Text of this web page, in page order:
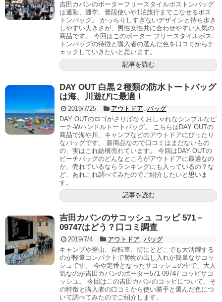
吉田カバンのポーターフリースタイルボストンバッグ
は通勤、通学、普段使いや1泊旅行までこなせるボス
トンバッグ。 かっちりしすぎないデザインと持ち歩き
しやすい大きさが、男性女性共に合わせやすい人気の
商品です。 今回はこのポーター フリースタイルボス
トンバッグの特徴と購入者の選んだ色を口コミからチ
ェックしていきたいと思います。
記事を読む
DAY OUT 白黒２種類の防水トートバッグ
は海、川遊びに最適！
2019/7/25 アウトドア, バッグ
DAY OUTのロゴがさりげなくおしゃれなシンプルなビ
ーチ-Wハンドルトートバッグ。 こちらはDAY OUTの
商品で海や川、キャンプなどのアウトドアにぴったり
なバッグです。 新商品なので口コミはまだないもの
の、実はこれ結構売れています。 今回はDAY OUTの
ビーチバッグのどんなところがアウトドアに最適なの
か、売れているならランキングにも入っているの？な
ど、あれこれ調べてみたのでご紹介したいと思いま
す。
記事を読む
吉田カバンのサコッシュ コッピ 571－
09747はどう？口コミ調査
2019/7/4 アウトドア, バッグ
キャンプや登山、自転車、街にとどこでも大活躍する
のが軽量コンパクトで荷物の出し入れが簡単なサコッ
シュです。 今や定番となったサコッシュの中で、大人
気なのが吉田カバンのポーター571-09747 コッピサコ
ッシュ。 今回はこの吉田カバンのコッピについて、そ
の特徴と購入者の口コミから使い勝手と選んだ色につ
いて調べてみたのでご紹介します。